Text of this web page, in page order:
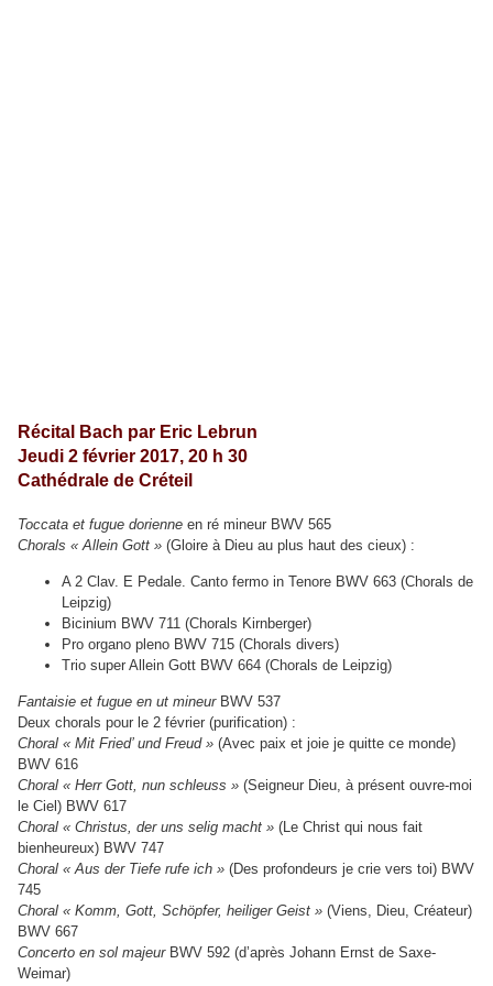
Récital Bach par Eric Lebrun
Jeudi 2 février 2017, 20 h 30
Cathédrale de Créteil
Toccata et fugue dorienne en ré mineur BWV 565
Chorals « Allein Gott » (Gloire à Dieu au plus haut des cieux) :
A 2 Clav. E Pedale. Canto fermo in Tenore BWV 663 (Chorals de
Leipzig)
Bicinium BWV 711 (Chorals Kirnberger)
Pro organo pleno BWV 715 (Chorals divers)
Trio super Allein Gott BWV 664 (Chorals de Leipzig)
Fantaisie et fugue en ut mineurBWV 537
Deux chorals pour le 2 février (purification) :
Choral « Mit Fried’ und Freud » (Avec paix et joie je quitte ce monde)
BWV 616
Choral « Herr Gott, nun schleuss » (Seigneur Dieu, à présent ouvre-moi
le Ciel) BWV 617
Choral « Christus, der uns selig macht » (Le Christ qui nous fait
bienheureux) BWV 747
Choral « Aus der Tiefe rufe ich » (Des profondeurs je crie vers toi) BWV
745
Choral « Komm, Gott, Schöpfer, heiliger Geist » (Viens, Dieu, Créateur)
BWV 667
Concerto en sol majeurBWV 592 (d’après Johann Ernst de Saxe-
Weimar)